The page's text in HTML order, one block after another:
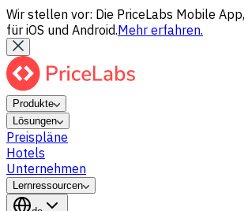
Wir stellen vor: Die PriceLabs Mobile
für iOS und Android.Mehr erfahren.
Produkte
Lösungen
Preispläne
Hotels
Unternehmen
Lernressourcen